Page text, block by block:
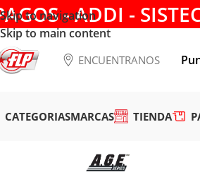
Skip to navigation
Skip to main content
- ADDI -
ENCUENTRANOS
CATEGORIASMARCAS TIENDA